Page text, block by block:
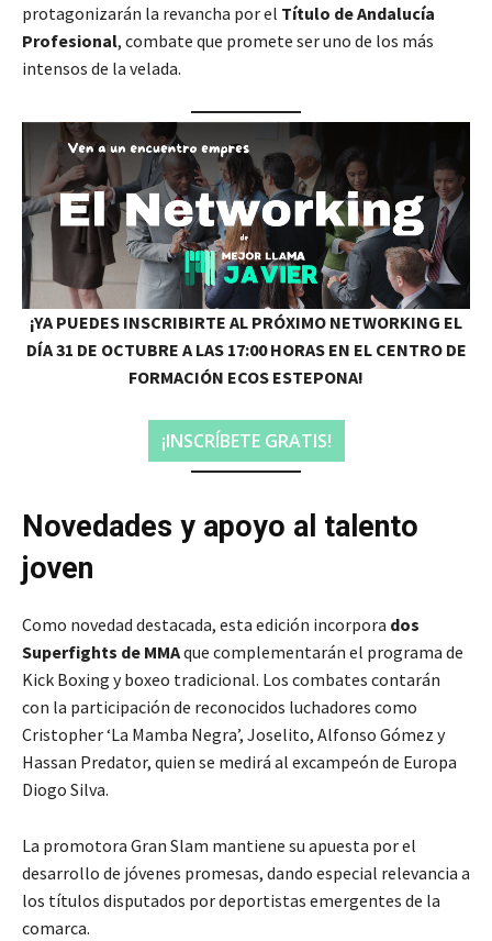
protagonizarán la revancha por el Título de Andalucía
Profesional, combate que promete ser uno de los más
intensos de la velada.
¡YA PUEDES INSCRIBIRTE AL PRÓXIMO NETWORKING EL
DÍA 31 DE OCTUBRE A LAS 17:00 HORAS EN EL CENTRO DE
FORMACIÓN ECOS ESTEPONA!
¡INSCRÍBETE GRATIS!
Novedades y apoyo al talento
joven
Como novedad destacada, esta edición incorpora dos
Superfights de MMAque complementarán el programa de
Kick Boxing y boxeo tradicional. Los combates contarán
con la participación de reconocidos luchadores como
Cristopher ‘La Mamba Negra’, Joselito, Alfonso Gómez y
Hassan Predator, quien se medirá al excampeón de Europa
Diogo Silva.
La promotora Gran Slam mantiene su apuesta por el
desarrollo de jóvenes promesas, dando especial relevancia a
los títulos disputados por deportistas emergentes de la
comarca.